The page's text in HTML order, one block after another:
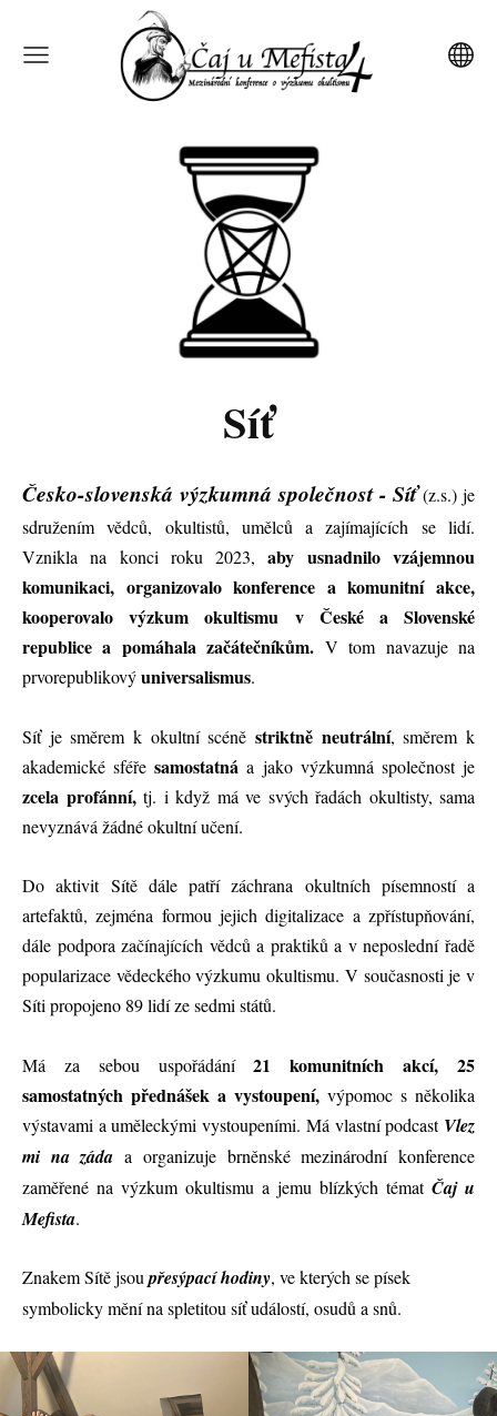
Síť
Česko-slovenská výzkumná společnost - Síť(z.s.) je
sdružením vědců, okultistů, umělců a zajímajících se lidí.
Vznikla na konci roku 2023,aby usnadnilo vzájemnou
komunikaci, organizovalo konference a komunitní akce,
kooperovalo výzkum okultismu v České a Slovenské
republice a pomáhala začátečníkům. V tom navazuje na
prvorepublikovýuniversalismus.
Síť je směrem k okultní scéně striktně neutrální, směrem k
akademické sféřesamostatná a jako výzkumná společnost je
zcela profánní, tj. i když má ve svých řadách okultisty, sama
nevyznává žádné okultní učení.
Do aktivit Sítě dále patří záchrana okultních písemností a
artefaktů, zejména formou jejich digitalizace a zpřístupňování,
dále podpora začínajících vědců a praktiků a v neposlední řadě
popularizace vědeckého výzkumu okultismu. V současnosti je v
Síti propojeno 89 lidí ze sedmi států.
Má za sebou uspořádání21 komunitních akcí, 25
samostatných přednášek a vystoupení, výpomoc s několika
výstavami a uměleckými vystoupeními. Má vlastní podcast Vlez
mi na záda a organizuje brněnské mezinárodní konference
zaměřené na výzkum okultismu a jemu blízkých témat Čaj u
Mefista.
Znakem Sítě jsoupřesýpací hodiny, ve kterých se písek
symbolicky mění na spletitou síť událostí, osudů a snů.